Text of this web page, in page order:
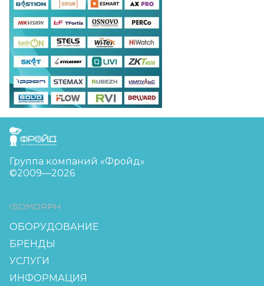
FreudGroup
Группа компаний «Фройд»
©2009—2026
ISOMORPH
ОБОРУДОВАНИЕ
БРЕНДЫ
УСЛУГИ
ИНФОРМАЦИЯ